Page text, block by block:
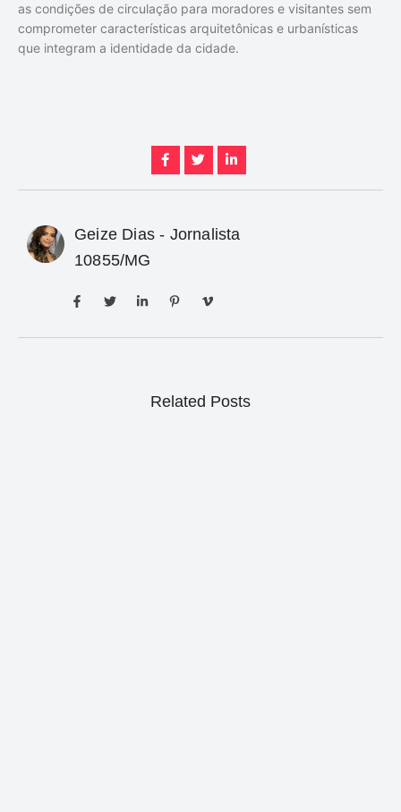
as condições de circulação para moradores e visitantes sem
comprometer características arquitetônicas e urbanísticas
que integram a identidade da cidade.
Geize Dias - Jornalista
10855/MG
Related Posts